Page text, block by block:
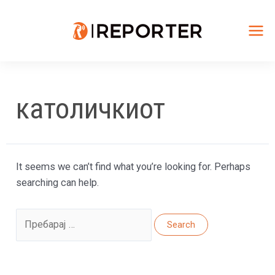
католичкиот
It seems we can’t find what you’re looking for. Perhaps
searching can help.